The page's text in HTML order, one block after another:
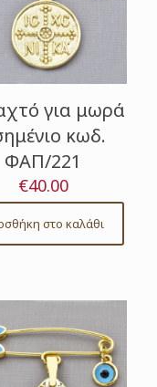
για μωρά
κωδ.
ΦΑΠ/221
€40.00
στο καλάθι